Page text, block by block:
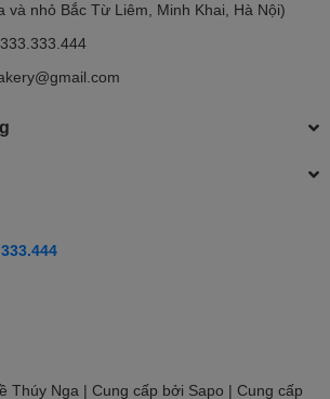
và nhỏ Bắc Từ Liêm, Minh Khai, Hà Nội)
Thúy Nga | Cung cấp bởi Sapo | Cung cấp
0